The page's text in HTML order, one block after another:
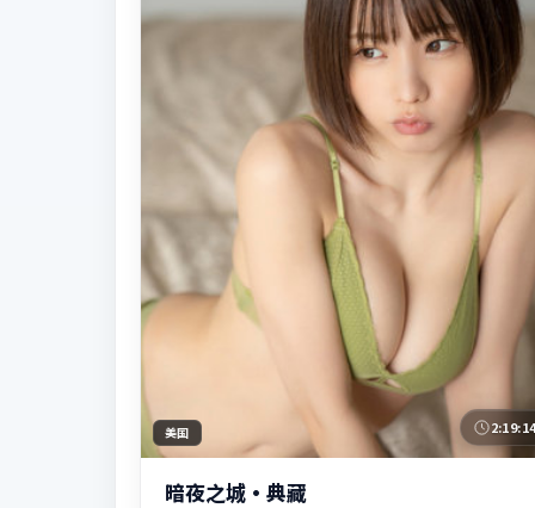
美国
暗夜之城·典藏